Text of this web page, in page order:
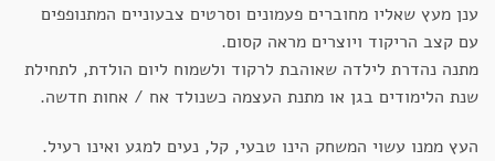
ענן מעץ שאליו מחוברים פעמונים וסרטים צבעוניים המתנופפים
עם קצב הריקוד ויוצרים מראה קסום.
מתנה נהדרת לילדה שאוהבת לרקוד ולשמוח ליום הולדת, לתחילת
שנת הלימודים בגן או מתנת העצמה כשנולד אח / אחות חדשה.
העץ ממנו עשוי המשחק הינו טבעי, קל, נעים למגע ואינו רעיל.